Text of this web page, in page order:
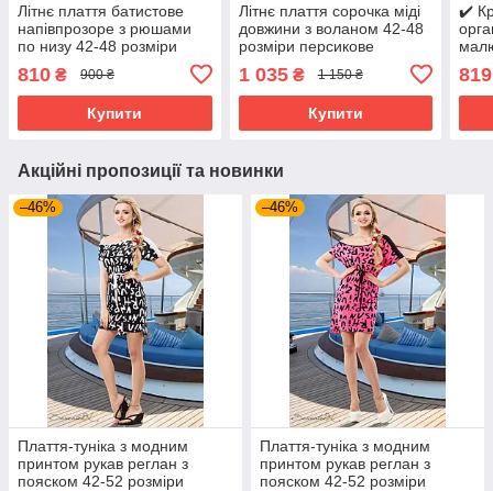
Літнє плаття батистове
напівпрозоре з рюшами
по низу 42-48 розміри
810 ₴ 900 ₴
Купити
Літнє плаття сорочка міді
довжини з воланом 42-48
розміри персикове
1 035₴ 1 150 ₴
Купити
✔️
819
Акційні пропозиції та новинки
–46%
Плаття-туніка з модним
принтом рукав реглан з
пояском 42-52 розміри
–46%
Плаття-туніка з модним
принтом рукав реглан з
пояском 42-52 розміри